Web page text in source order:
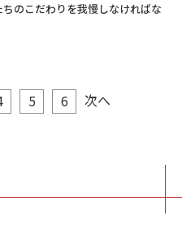
のこだわりを我慢しなければな
5 6 次へ